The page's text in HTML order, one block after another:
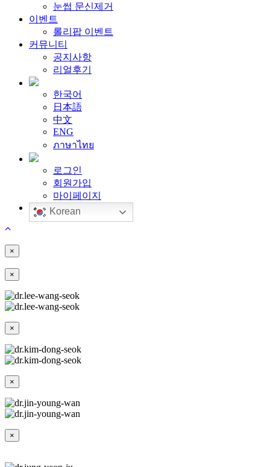
눈썹 문신제거
이벤트
롤리팝 이벤트
커뮤니티
공지사항
리얼후기
한국어
日本語
中文
ENG
ภาษาไทย
로그인
회원가입
마이페이지
Korean
×
×
×
×
×